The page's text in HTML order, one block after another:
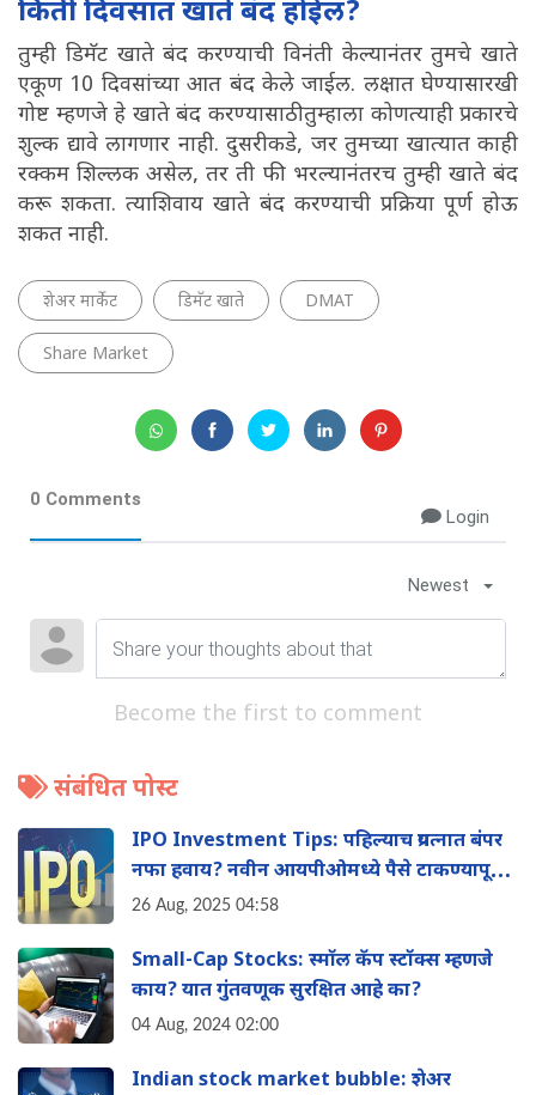
किती दिवसात खाते बंद होईल?
तुम्ही डिमॅट खाते बंद करण्याची विनंती केल्यानंतर तुमचे खाते
एकूण 10 दिवसांच्या आत बंद केले जाईल. लक्षात घेण्यासारखी
गोष्ट म्हणजे हे खाते बंद करण्यासाठी तुम्हाला कोणत्याही प्रकारचे
शुल्क द्यावे लागणार नाही. दुसरीकडे, जर तुमच्या खात्यात काही
रक्कम शिल्लक असेल, तर ती फी भरल्यानंतरच तुम्ही खाते बंद
करू शकता. त्याशिवाय खाते बंद करण्याची प्रक्रिया पूर्ण होऊ
शकत नाही.
शेअर मार्केट डिमॅट खाते DMAT
Share Market
0 Comments
Login
Newest
Become the first to comment
संबंधित पोस्ट
IPO Investment Tips: पहिल्याच प्रयत्नात बंपर
नफा हवाय? नवीन आयपीओमध्ये पैसे टाकण्यापूर्वी
'या' 8 गोष्टी नक्की तपासा
26 Aug, 2025 04:58
Small-Cap Stocks: स्मॉल कॅप स्टॉक्स म्हणजे
काय? यात गुंतवणूक सुरक्षित आहे का?
04 Aug, 2024 02:00
Indian stock market bubble: शेअर